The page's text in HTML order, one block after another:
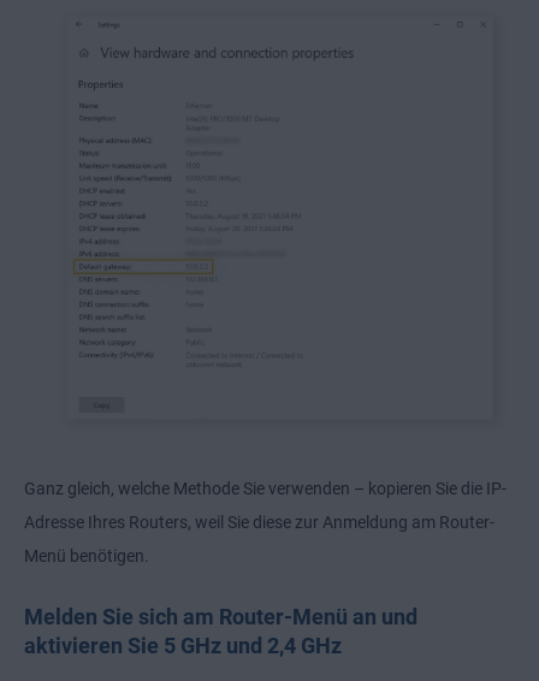
Ganz gleich, welche Methode Sie verwenden – kopieren Sie die IP-
Adresse Ihres Routers, weil Sie diese zur Anmeldung am Router-
Menü benötigen.
Melden Sie sich am Router-Menü an und
aktivieren Sie 5 GHz und 2,4 GHz